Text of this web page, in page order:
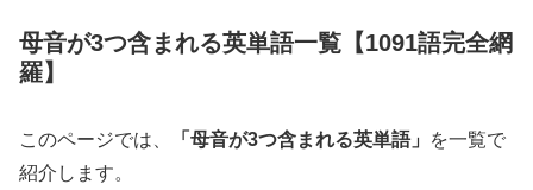
母音が3つ含まれる英単語一覧【1091語完全網
羅】
このページでは、 「母音が3つ含まれる英単語」
を一覧で
紹介します。